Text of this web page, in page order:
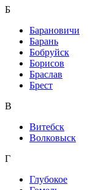
Б
Барановичи
Барань
Бобруйск
Борисов
Браслав
Брест
В
Витебск
Волковыск
Г
Глубокое